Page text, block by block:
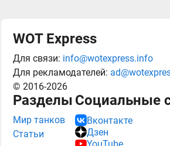
WOT Express
Для связи: info@wotexpress.info
Для рекламодателей:
© 2016-2026
Разделы
Мир танков
Статьи
Социальные
Вконтакте
Дзен
YouTube